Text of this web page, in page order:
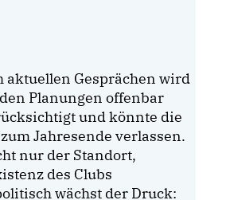
aktuellen Gesprächen wird
Planungen offenbar
und könnte die
Jahresende verlassen.
nur der Standort,
des Clubs
wächst der Druck: